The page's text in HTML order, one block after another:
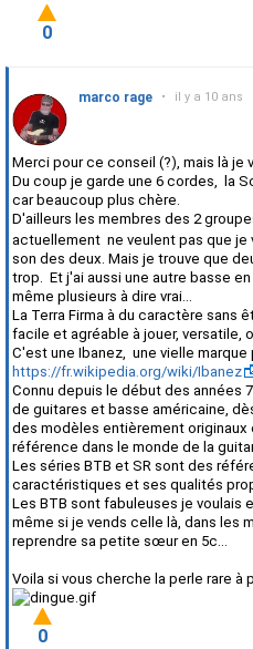
0
marco rage • il y a 10 ans
Merci pour ce conseil (?), mais là je
Du coup je garde une 6 cordes, la
car beaucoup plus chère.
D'ailleurs les membres des 2
actuellement ne veulent pas que je
son des deux. Mais je trouve que
trop. Et j'ai aussi une autre basse en
même plusieurs à dire vrai...
La Terra Firma à du caractère sans
facile et agréable à jouer, versatile,
C'est une Ibanez, une vielle marque
https://fr.wikipedia.org/wiki/Ibanez
Connu depuis le début des années
de guitares et basse américaine,
des modèles entièrement
référence dans le monde de la
Les séries BTB et SR sont des
caractéristiques et ses qualités
Les BTB sont fabuleuses je voulais
même si je vends celle là, dans les
reprendre sa petite sœur en 5c...
Voila si vous cherche la perle rare à
0